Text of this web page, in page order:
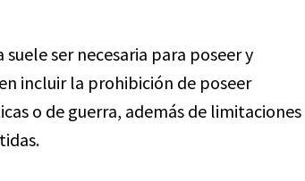
suele ser necesaria para poseer y
incluir la prohibición de poseer
o de guerra, además de limitaciones